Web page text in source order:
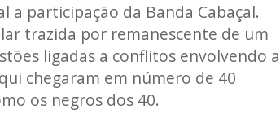
a participação da Banda Cabaçal.
trazida por remanescente de um
ligadas a conflitos envolvendo a
chegaram em número de 40
os negros dos 40.